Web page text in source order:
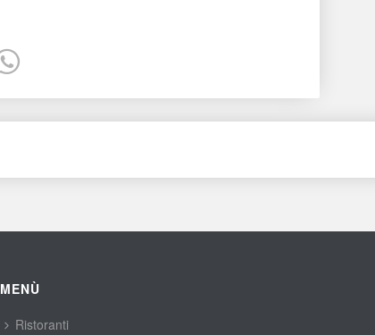
MENÙ
Ristoranti